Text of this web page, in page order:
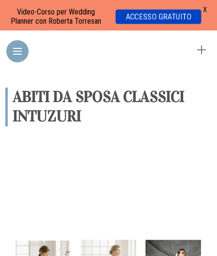
ABITI DA SPOSA CLASSICI
INTUZURI
Video-Corso per Wedding
Planner con Roberta Torresan
ACCESSO GRATUITO
X